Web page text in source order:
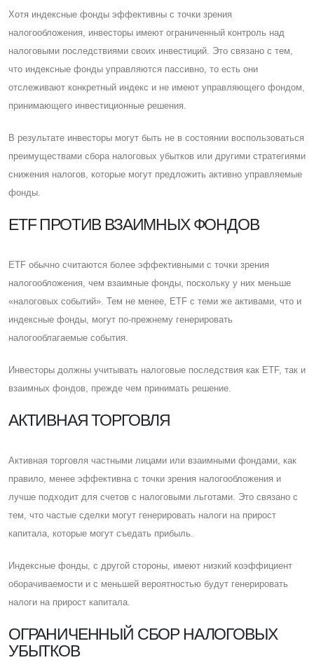
Хотя индексные фонды эффективны с точки зрения
налогообложения, инвесторы имеют ограниченный контроль над
налоговыми последствиями своих инвестиций. Это связано с тем,
что индексные фонды управляются пассивно, то есть они
отслеживают конкретный индекс и не имеют управляющего фондом,
принимающего инвестиционные решения.
В результате инвесторы могут быть не в состоянии воспользоваться
преимуществами сбора налоговых убытков или другими стратегиями
снижения налогов, которые могут предложить активно управляемые
фонды.
ETF ПРОТИВ ВЗАИМНЫХ ФОНДОВ
ETF обычно считаются более эффективными с точки зрения
налогообложения, чем взаимные фонды, поскольку у них меньше
«налоговых событий». Тем не менее, ETF с теми же активами, что и
индексные фонды, могут по-прежнему генерировать
налогооблагаемые события.
Инвесторы должны учитывать налоговые последствия как ETF, так и
взаимных фондов, прежде чем принимать решение.
АКТИВНАЯ ТОРГОВЛЯ
Активная торговля частными лицами или взаимными фондами, как
правило, менее эффективна с точки зрения налогообложения и
лучше подходит для счетов с налоговыми льготами. Это связано с
тем, что частые сделки могут генерировать налоги на прирост
капитала, которые могут съедать прибыль.
Индексные фонды, с другой стороны, имеют низкий коэффициент
оборачиваемости и с меньшей вероятностью будут генерировать
налоги на прирост капитала.
ОГРАНИЧЕННЫЙ СБОР НАЛОГОВЫХ
УБЫТКОВ